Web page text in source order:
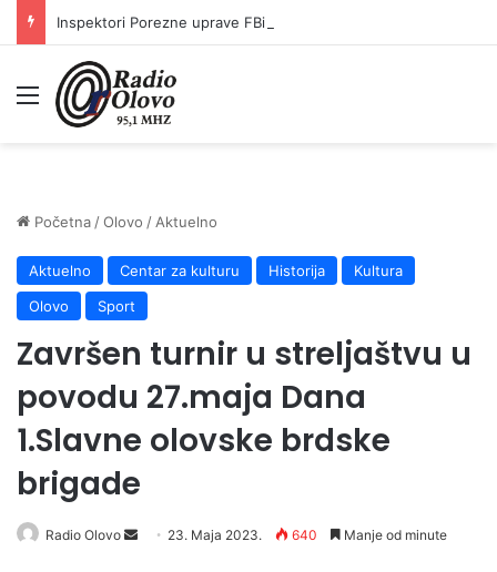
Meni
Početna /Olovo / Aktuelno
Aktuelno Centar za kulturu Historija
Kultura
Olovo
Sport
Završen turnir u streljaštvu u
povodu 27.maja Dana
1.Slavne olovske brdske
brigade
Radio Olovo
Send 23. Maja 2023. 640 Manje od minute